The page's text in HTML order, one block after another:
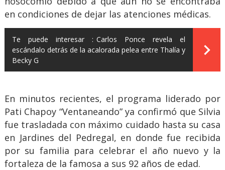
en condiciones de dejar las atenciones médicas.
Te puede interesar : Carlos Ponce revela el
escándalo detrás de la acalorada pelea entre Thalía y
Becky G
En minutos recientes, el programa liderado por
Pati Chapoy “Ventaneando” ya confirmó que Silvia
fue trasladada con máximo cuidado hasta su casa
en Jardines del Pedregal, en donde fue recibida
por su familia para celebrar el año nuevo y la
fortaleza de la famosa a sus 92 años de edad.